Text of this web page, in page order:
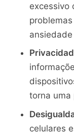
excessivo
torna uma
celulares